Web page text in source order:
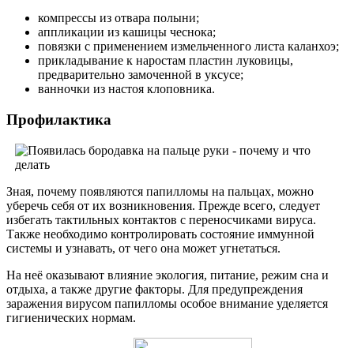
компрессы из отвара полыни;
аппликации из кашицы чеснока;
повязки с применением измельченного листа каланхоэ;
прикладывание к наростам пластин луковицы,
предварительно замоченной в уксусе;
ванночки из настоя клоповника.
Профилактика
Зная, почему появляются папилломы на пальцах, можно
уберечь себя от их возникновения. Прежде всего, следует
избегать тактильных контактов с переносчиками вируса.
Также необходимо контролировать состояние иммунной
системы и узнавать, от чего она может угнетаться.
На неё оказывают влияние экология, питание, режим сна и
отдыха, а также другие факторы. Для предупреждения
заражения вирусом папилломы особое внимание уделяется
гигиенических нормам.